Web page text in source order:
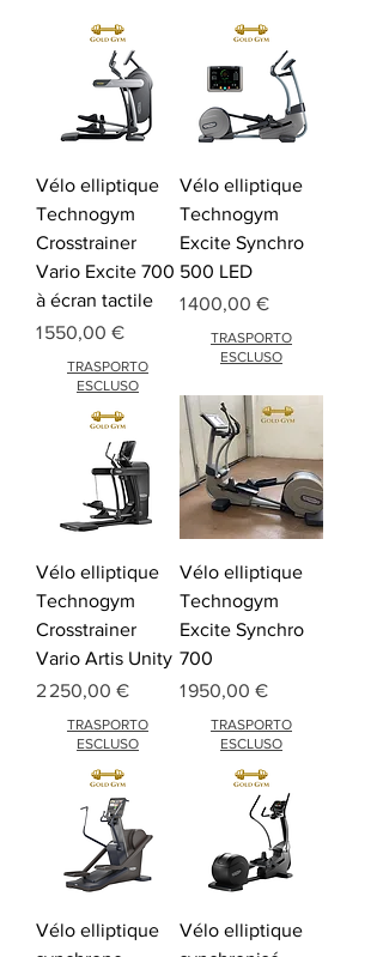
Vélo elliptique
Technogym
Crosstrainer
Vario Excite 700
à écran tactile
Prix
1 550,00 €
TRASPORTO
ESCLUSO
Vélo elliptique
Technogym
Excite Synchro
500 LED
Prix
1 400,00 €
TRASPORTO
ESCLUSO
Vélo elliptique
Technogym
Crosstrainer
Vario Artis Unity
Prix
2 250,00 €
TRASPORTO
ESCLUSO
Vélo elliptique
Technogym
Excite Synchro
700
Prix
1 950,00 €
TRASPORTO
ESCLUSO
Vélo elliptique
Vélo elliptique